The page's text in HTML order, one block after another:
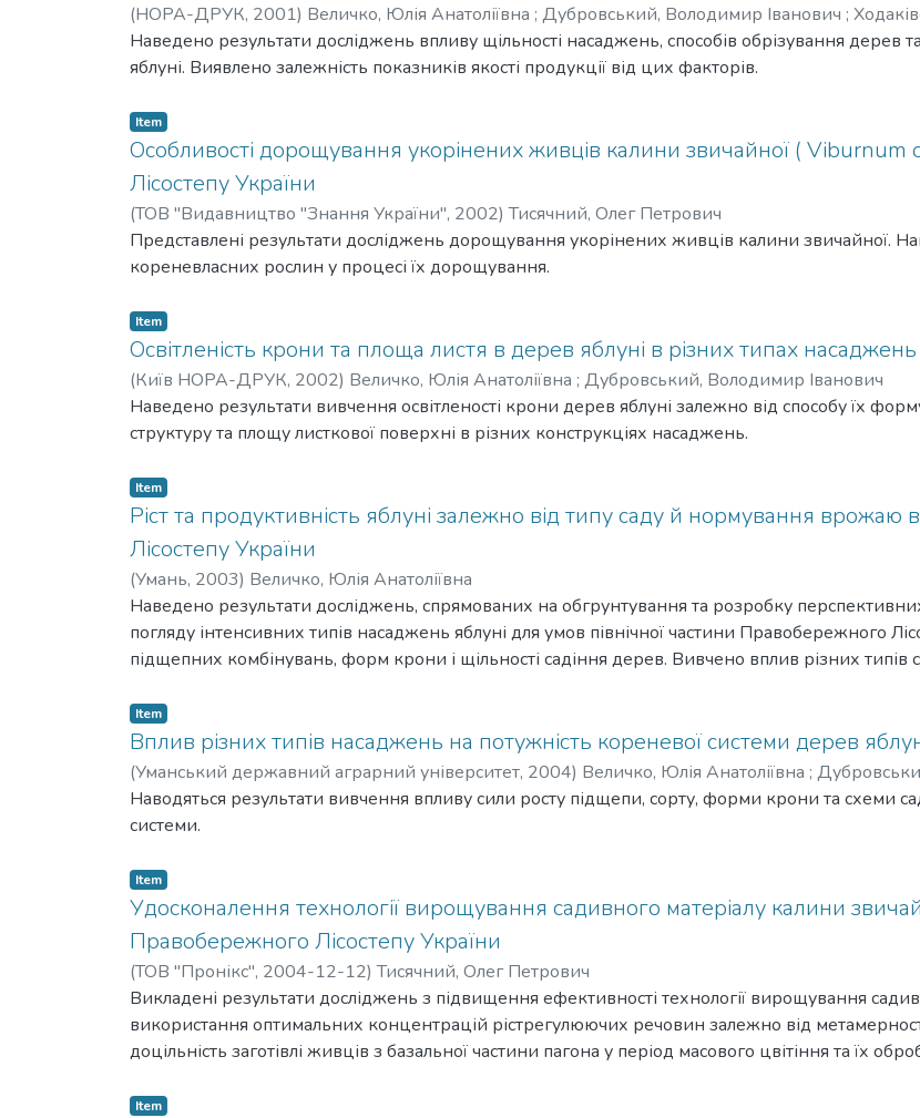
(НОРА-ДРУК, 2001) Величко, Юлія Анатоліївна ; Дубровський, Володимир Іванович ;
Наведено результати досліджень впливу щільності насаджень, способів обрізування дерев
яблуні. Виявлено залежність показників якості продукції від цих факторів.
Item
Особливості дорощування укорінених живців калини звичайної (
Лісостепу України
(ТОВ "Видавництво "Знання України", 2002)Тисячний, Олег Петрович
Представлені результати досліджень дорощування укорінених живців калини звичайної.
кореневласних рослин у процесі їх дорощування.
Item
Освітленість крони та площа листя в дерев яблуні в різних типах насаджень
(Київ НОРА-ДРУК, 2002) Величко, Юлія Анатоліївна ; Дубровський, Володимир Іванович
Наведено результати вивчення освітленості крони дерев яблуні залежно від способу їх
структуру та площу листкової поверхні в різних конструкціях насаджень.
Item
Ріст та продуктивність яблуні залежно від типу саду й нормування врожаю
Лісостепу України
(Умань, 2003) Величко, Юлія Анатоліївна
Наведено результати досліджень, спрямованих на обгрунтування та розробку перспективних
погляду інтенсивних типів насаджень яблуні для умов північної частини Правобережного
підщепних комбінувань, форм крони і щільності садіння дерев. Вивчено вплив різних типів
врожайність і якість плодів. Проведено економічну оцінку насаджень. Кращі їх типи
Item
Вплив різних типів насаджень на потужність кореневої системи дерев
(Уманський державний аграрний університет, 2004) Величко, Юлія Анатоліївна ;
Никифорівна
Наводяться результати вивчення впливу сили росту підщепи, сорту, форми крони та схеми
системи.
Item
Удосконалення технології вирощування садивного матеріалу калини
Правобережного Лісостепу України
(ТОВ "Пронікс", 2004-12-12)Тисячний, Олег Петрович
Викладені результати досліджень з підвищення ефективності технології вирощування
використання оптимальних концентрацій рістрегулюючих речовин залежно від метамерності
доцільність заготівлі живців з базальної частини пагона у період масового цвітіння та їх
медіальної і апікальної частини пагона і 10% розчином калійної солі НОК в концентрації
Item